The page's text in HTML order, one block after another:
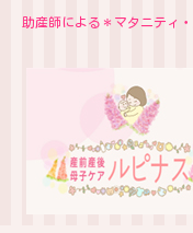
助産師による＊マタニティ